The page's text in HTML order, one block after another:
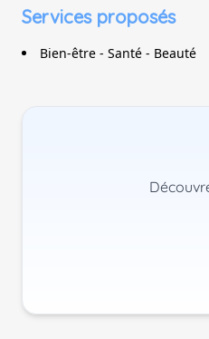
Services proposés
Bien-être - Santé - Beauté